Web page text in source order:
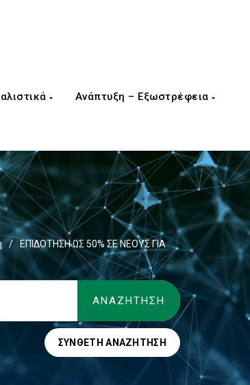
Ανάπτυξη – Εξωστρέφεια
/
ΕΠΙΔΟΤΗΣΗ ΩΣ 50% ΣΕ ΝΕΟΥΣ ΓΙΑ
ΣΎΝΘΕΤΗ ΑΝΑΖΉΤΗΣΗ